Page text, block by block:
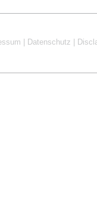
Datenschutz